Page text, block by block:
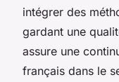
intégrer des
gardant une
assure une
français dans le